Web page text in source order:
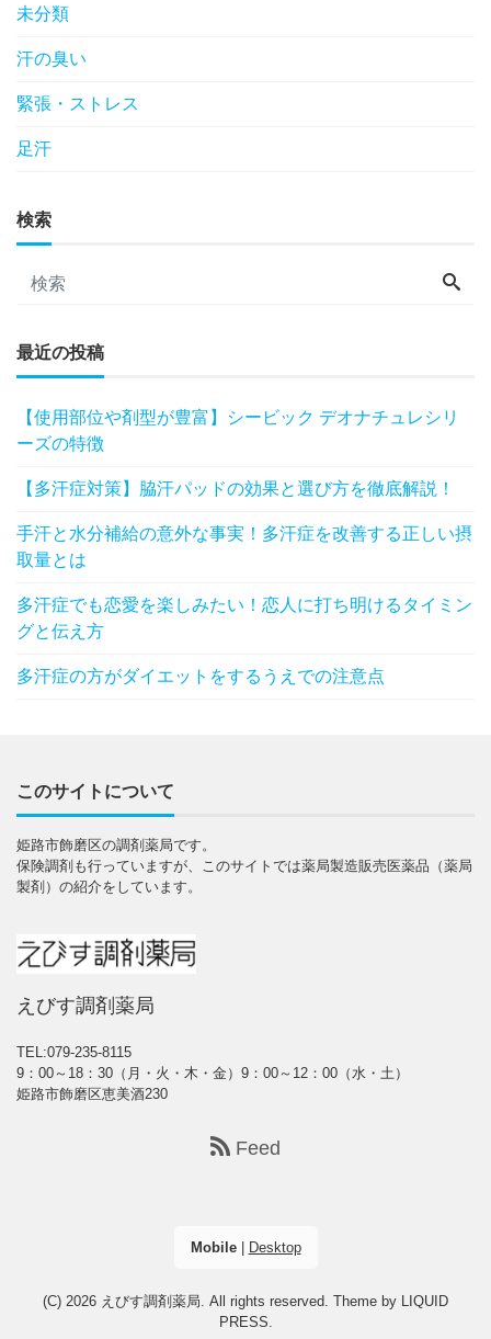
未分類
汗の臭い
緊張・ストレス
足汗
検索
最近の投稿
【使用部位や剤型が豊富】シービック デオナチュレシリ
ーズの特徴
【多汗症対策】脇汗パッドの効果と選び方を徹底解説！
手汗と水分補給の意外な事実！多汗症を改善する正しい摂
取量とは
多汗症でも恋愛を楽しみたい！恋人に打ち明けるタイミン
グと伝え方
多汗症の方がダイエットをするうえでの注意点
このサイトについて
姫路市飾磨区の調剤薬局です。
保険調剤も行っていますが、このサイトでは薬局製造販売医薬品（薬局
製剤）の紹介をしています。
えびす調剤薬局
TEL:079-235-8115
9：00～18：30（月・火・木・金）9：00～12：00（水・土）
姫路市飾磨区恵美酒230
Feed
Mobile| Desktop
(C) 2026 えびす調剤薬局 . All rights reserved. Theme by
LIQUID
PRESS